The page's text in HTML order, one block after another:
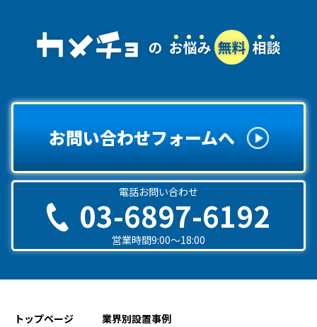
お問い合わせフォームへ
電話お問い合わせ
03-6897-6192
営業時間9:00〜18:00
トップページ
業界別設置事例